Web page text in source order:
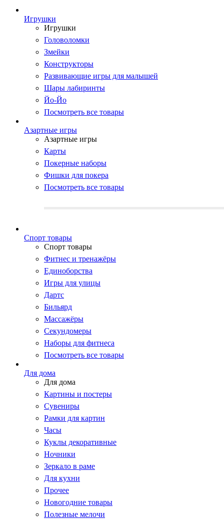
Игрушки
Игрушки
Головоломки
Змейки
Конструкторы
Развивающие игры для малышей
Шары лабиринты
Йо-Йо
Посмотреть все товары
Азартные игры
Азартные игры
Карты
Покерные наборы
Фишки для покера
Посмотреть все товары
Cпорт товары
Cпорт товары
Фитнес и тренажёры
Единоборства
Игры для улицы
Дартс
Бильярд
Массажёры
Секундомеры
Наборы для фитнеса
Посмотреть все товары
Для дома
Для дома
Картины и постеры
Сувениры
Рамки для картин
Часы
Куклы декоративные
Ночники
Зеркало в раме
Для кухни
Прочее
Новогодние товары
Полезные мелочи